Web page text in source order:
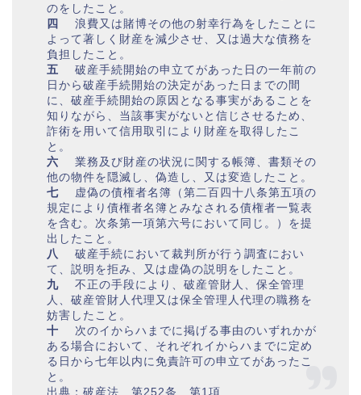
のをしたこと。
四
浪費又は賭博その他の射幸行為をしたことに
よって著しく財産を減少させ、又は過大な債務を
負担したこと。
五
破産手続開始の申立てがあった日の一年前の
日から破産手続開始の決定があった日までの間
に、破産手続開始の原因となる事実があることを
知りながら、当該事実がないと信じさせるため、
詐術を用いて信用取引により財産を取得したこ
と。
六
業務及び財産の状況に関する帳簿、書類その
他の物件を隠滅し、偽造し、又は変造したこと。
七
虚偽の債権者名簿（第二百四十八条第五項の
規定により債権者名簿とみなされる債権者一覧表
を含む。次条第一項第六号において同じ。）を提
出したこと。
八
破産手続において裁判所が行う調査におい
て、説明を拒み、又は虚偽の説明をしたこと。
九
不正の手段により、破産管財人、保全管理
人、破産管財人代理又は保全管理人代理の職務を
妨害したこと。
十
次のイからハまでに掲げる事由のいずれかが
ある場合において、それぞれイからハまでに定め
る日から七年以内に免責許可の申立てがあったこ
と。
出典：破産法 第252条 第1項